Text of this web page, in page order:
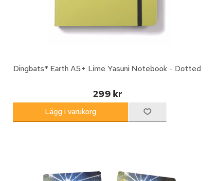
Dingbats* Earth A5+ Lime Yasuni Notebook - Dotted
299 kr